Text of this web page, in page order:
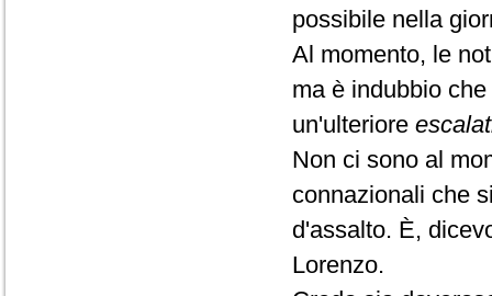
possibile nella
Al momento, le
ma è indubbio
un'ulteriore
Non ci sono al
connazionali che
d'assalto. È,
Lorenzo.